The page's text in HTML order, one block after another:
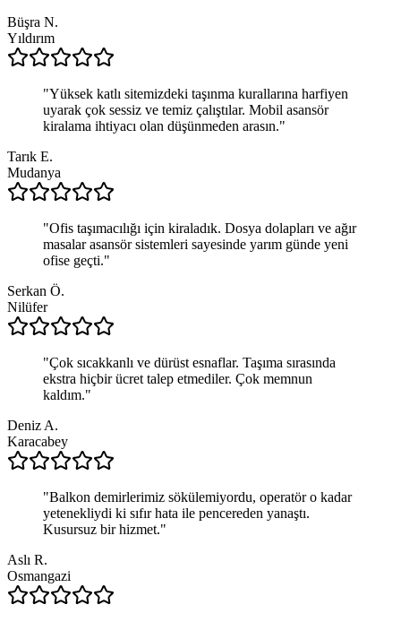
Büşra N.
Yıldırım
"Yüksek katlı sitemizdeki taşınma kurallarına harfiyen
uyarak çok sessiz ve temiz çalıştılar. Mobil asansör
kiralama ihtiyacı olan düşünmeden arasın."
Tarık E.
Mudanya
"Ofis taşımacılığı için kiraladık. Dosya dolapları ve ağır
masalar asansör sistemleri sayesinde yarım günde yeni
ofise geçti."
Serkan Ö.
Nilüfer
"Çok sıcakkanlı ve dürüst esnaflar. Taşıma sırasında
ekstra hiçbir ücret talep etmediler. Çok memnun
kaldım."
Deniz A.
Karacabey
"Balkon demirlerimiz sökülemiyordu, operatör o kadar
yetenekliydi ki sıfır hata ile pencereden yanaştı.
Kusursuz bir hizmet."
Aslı R.
Osmangazi